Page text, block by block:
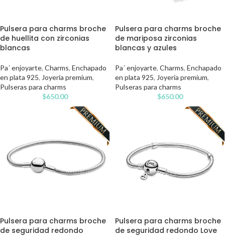
Pulsera para charms broche
de huellita con zirconias
blancas
Pa´ enjoyarte, Charms, Enchapado
en plata 925, Joyería premium,
Pulseras para charms
$650.00
Pulsera para charms broche
de mariposa zirconias
blancas y azules
Pa´ enjoyarte, Charms, Enchapado
en plata 925, Joyería premium,
Pulseras para charms
$650.00
Pulsera para charms broche
de seguridad redondo
Pulsera para charms broche
de seguridad redondo Love